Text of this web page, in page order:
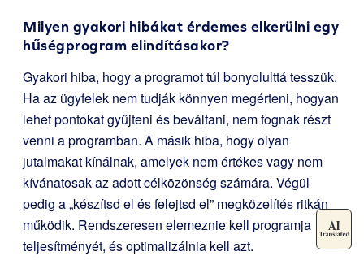
Milyen gyakori hibákat érdemes elkerülni egy
hűségprogram elindításakor?
Gyakori hiba, hogy a programot túl bonyolulttá tesszük.
Ha az ügyfelek nem tudják könnyen megérteni, hogyan
lehet pontokat gyűjteni és beváltani, nem fognak részt
venni a programban. A másik hiba, hogy olyan
jutalmakat kínálnak, amelyek nem értékes vagy nem
kívánatosak az adott célközönség számára. Végül
pedig a „készítsd el és felejtsd el” megközelítés ritkán
működik. Rendszeresen elemeznie kell programja
teljesítményét, és optimalizálnia kell azt.